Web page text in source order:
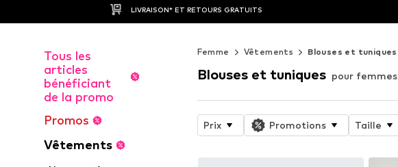
LIVRAISON* ET RETOURS GRATUITS
Tous les
articles
bénéficiant
de la promo
Promos
Vêtements
Femme Vêtements Blouses et tuniques
Blouses et tuniques pour femmes
Prix Promotions Taille